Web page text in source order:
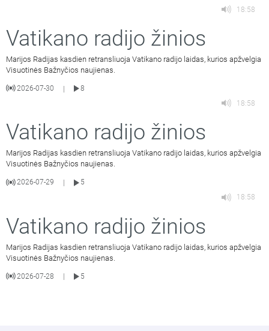
18:58
Vatikano radijo žinios
Marijos Radijas kasdien retransliuoja Vatikano radijo laidas, kurios apžvelgia
Visuotinės Bažnyčios naujienas.
2026-07-30 |
8
18:58
Vatikano radijo žinios
Marijos Radijas kasdien retransliuoja Vatikano radijo laidas, kurios apžvelgia
Visuotinės Bažnyčios naujienas.
2026-07-29
5
18:58
Vatikano radijo žinios
Marijos Radijas kasdien retransliuoja Vatikano radijo laidas, kurios apžvelgia
Visuotinės Bažnyčios naujienas.
2026-07-28 5